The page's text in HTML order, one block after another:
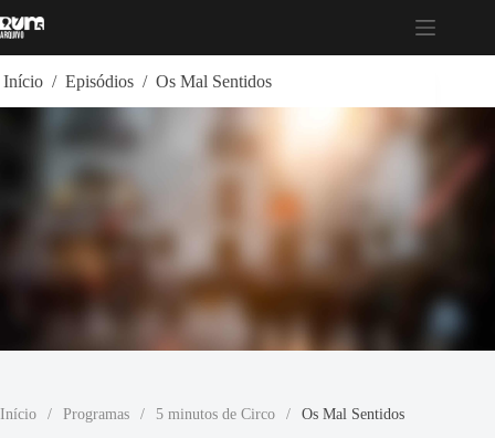
para
Início / Episódios / Os Mal Sentidos
Início / Programas / 5 minutos de Circo / Os Mal Sentidos